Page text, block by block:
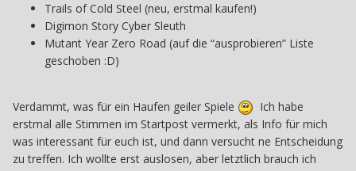
Trails of Cold Steel (neu, erstmal kaufen!)
Digimon Story Cyber Sleuth
Mutant Year Zero Road (auf die “ausprobieren” Liste
geschoben :D)
Verdammt, was für ein Haufen geiler Spiele
Ich habe
erstmal alle Stimmen im Startpost vermerkt, als Info für mich
was interessant für euch ist, und dann versucht ne Entscheidung
zu treffen. Ich wollte erst auslosen, aber letztlich brauch ich